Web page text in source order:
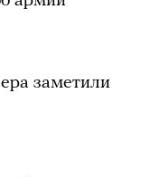
заметили